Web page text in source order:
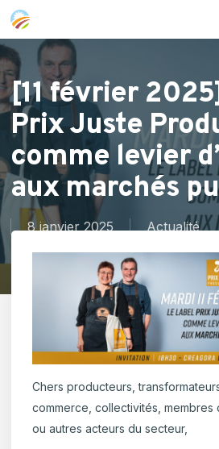
Skip
main
content
[11 février
Prix Juste
comme levier
aux marchés
8 janvier 2025 Actualité
Chers producteurs,
commerce, collectivités, membres
ou autres acteurs du secteur,